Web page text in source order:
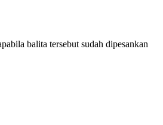
balita tersebut sudah dipesankan